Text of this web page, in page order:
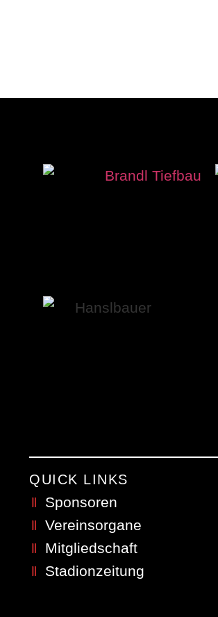
QUICK LINKS
Sponsoren
Vereinsorgane
Mitgliedschaft
Stadionzeitung